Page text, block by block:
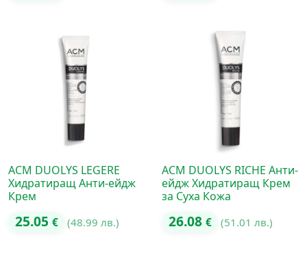
ACM DUOLYS LEGERE
Хидратиращ Анти-ейдж
Крем
25.05 € (48.99 лв.)
ACM DUOLYS RICHE Анти-
ейдж Хидратиращ Крем
за Суха Кожа
26.08 € (51.01 лв.)